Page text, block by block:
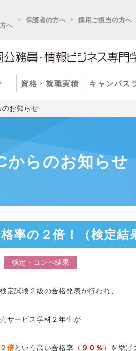
へ
保護者の方へ 採用ご担当の方へ
資格・就職実積 キャンパス
のお知らせ
からのお知らせ
率の２倍！（検定結
検定・コンペ結果
定試験２級の合格発表が行われ、
サービス学科２年生が
倍という高い合格率 （ ９０％ ） を挙げ